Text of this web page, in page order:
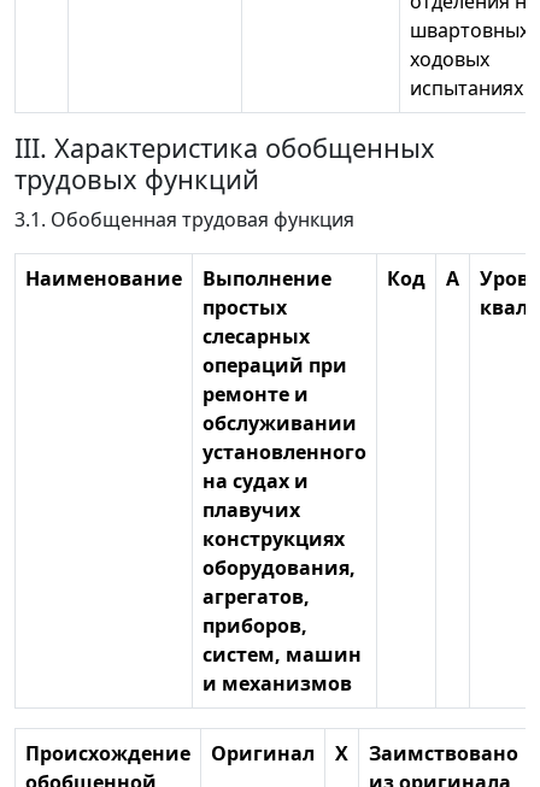
швартовных
ходовых
испытаниях
III. Характеристика обобщенных
трудовых функций
3.1. Обобщенная трудовая функция
Наименование
Выполнение
простых
слесарных
операций при
ремонте и
обслуживании
установленного
на судах и
плавучих
конструкциях
оборудования,
агрегатов,
приборов,
систем, машин
и механизмов
Код А
Происхождение
Оригинал Х
Заимствовано